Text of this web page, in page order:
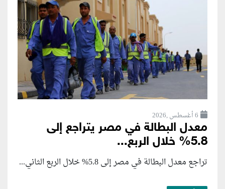
6 أغسطس ,2026
معدل البطالة في مصر يتراجع إلى
5.8% خلال الربع...
تراجع معدل البطالة في مصر إلى 5.8% خلال الربع الثاني...